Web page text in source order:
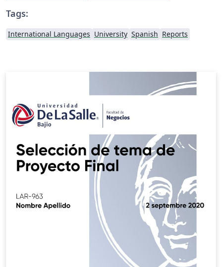
Tags:
International Languages University Spanish Reports